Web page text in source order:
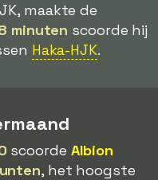
maakte de
minuten scoorde hij
Haka-HJK.
scoorde Albion
, het hoogste